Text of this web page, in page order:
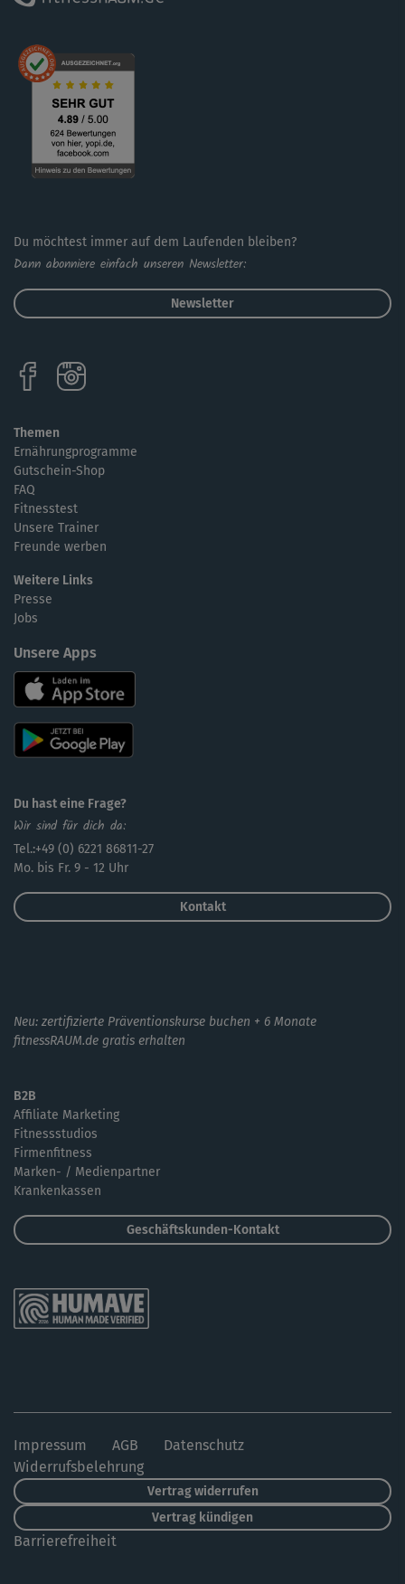
Es werden einige einfachere Varianten gezeigt. Da sie
gut anschauen, um dann auf Wunsch gezielt die
einfacheren Varianten einsetzen zu können. Abgesehen
von einer Yogamatte sind keine Hilfsmittel nötig.
Zum Abschluss gibt es eine Entspannungs-Sequenz in der
Savasana-Stellung.
Du möchtest immer auf dem Laufenden bleiben?
Dann abonniere einfach unseren Newsletter:
Newsletter
Themen
Ernährungprogramme
Gutschein-Shop
FAQ
Fitnesstest
Unsere Trainer
Freunde werben
Weitere Links
Presse
Jobs
Unsere Apps
Du hast eine Frage?
Wir sind für dich da:
Tel.:+49 (0) 6221 86811-27
Mo. bis Fr. 9 - 12 Uhr
Kontakt
Neu: zertifizierte Präventionskurse buchen + 6 Monate
fitnessRAUM.de gratis erhalten
B2B
Affiliate Marketing
Fitnessstudios
Firmenfitness
Marken- / Medienpartner
Krankenkassen
Geschäftskunden-Kontakt
Impressum AGB
Datenschutz
Widerrufsbelehrung
Vertrag widerrufen
Vertrag kündigen
Barrierefreiheit